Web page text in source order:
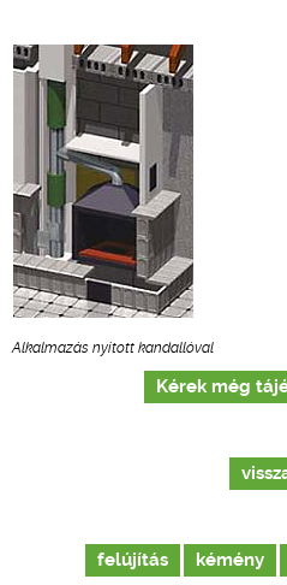
Alkalmazás nyitott kandallóval
Kérek még
felújítás kémény